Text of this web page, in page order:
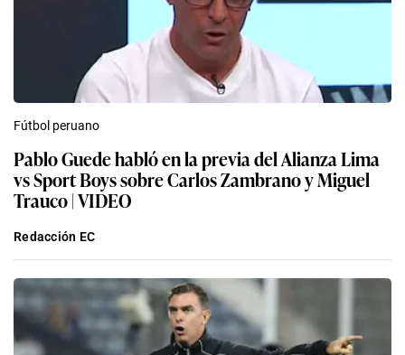
Fútbol peruano
Pablo Guede habló en la previa del Alianza Lima
vs Sport Boys sobre Carlos Zambrano y Miguel
Trauco | VIDEO
Redacción EC